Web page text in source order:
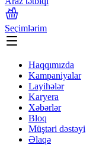
Seçimlərim
Haqqımızda
Kampaniyalar
Layihələr
Karyera
Xəbərlər
Bloq
Müştəri dəstəyi
Əlaqə